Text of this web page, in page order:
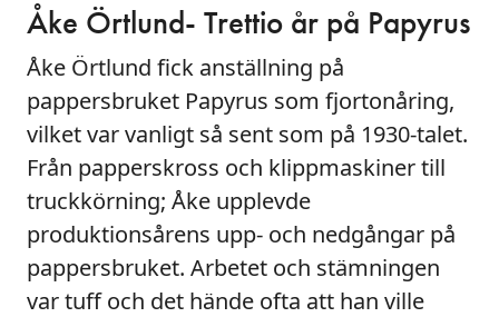
Åke Örtlund- Trettio år på Papyrus
Åke Örtlund fick anställning på
pappersbruket Papyrus som fjortonåring,
vilket var vanligt så sent som på 1930-talet.
Från papperskross och klippmaskiner till
truckkörning; Åke upplevde
produktionsårens upp- och nedgångar på
pappersbruket. Arbetet och stämningen
var tuff och det hände ofta att han ville